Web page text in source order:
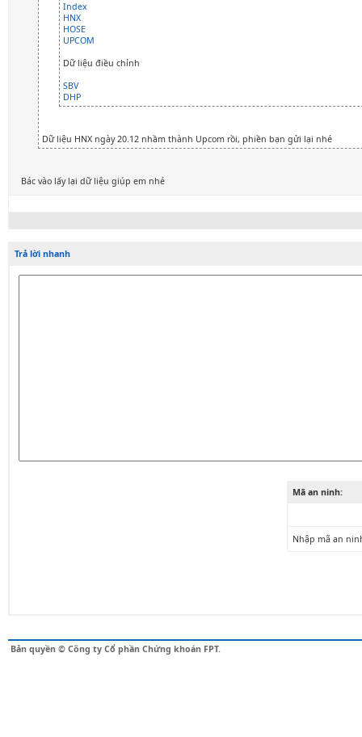
Index
HNX
HOSE
UPCOM
Dữ liệu điều chỉnh
SBV
DHP
Dữ liệu HNX ngày 20.12 nhầm thành Upcom rồi, phiền bạn gửi lại nhé
Bác vào lấy lại dữ liệu giúp em nhé
Trả lời nhanh
Mã an ninh:
Nhập mã an
Bản quyền © Công ty Cổ phần Chứng khoán FPT.